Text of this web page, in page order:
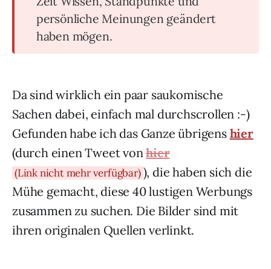
persönliche Meinungen geändert
haben mögen.
Da sind wirklich ein paar saukomische
Sachen dabei, einfach mal durchscrollen :-)
Gefunden habe ich das Ganze übrigens hier
(durch einen Tweet vonhier
(Link nicht mehr verfügbar)), die haben sich die
Mühe gemacht, diese 40 lustigen Werbungs
zusammen zu suchen. Die Bilder sind mit
ihren originalen Quellen verlinkt.